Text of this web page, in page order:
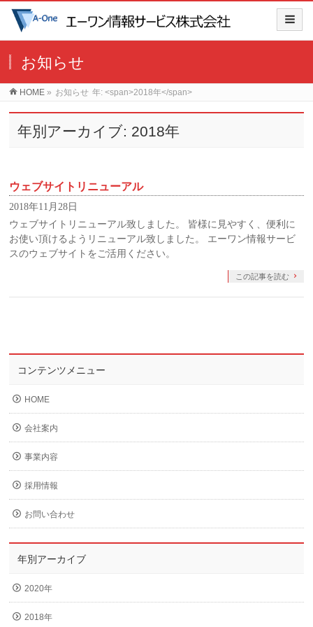
お知らせ
HOME » お知らせ 年: <span>2018年</span>
年別アーカイブ: 2018年
ウェブサイトリニューアル
2018年11月28日
ウェブサイトリニューアル致しました。 皆様に見やすく、便利に
お使い頂けるようリニューアル致しました。 エーワン情報サービ
スのウェブサイトをご活用ください。
この記事を読む
コンテンツメニュー
HOME
会社案内
事業内容
採用情報
お問い合わせ
年別アーカイブ
2020年
2018年